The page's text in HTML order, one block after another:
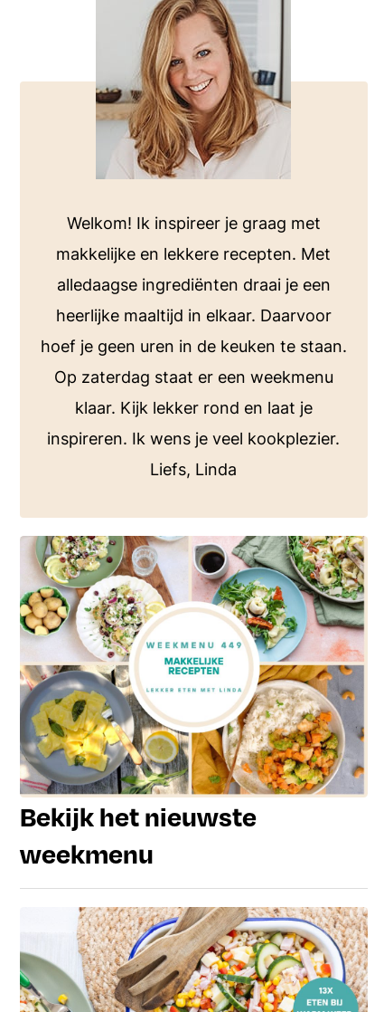
voor bij de barbecue of koken op de
camping.
Bekijk alle E-books
Welkom! Ik inspireer je graag met
makkelijke en lekkere recepten. Met
alledaagse ingrediënten draai je een
heerlijke maaltijd in elkaar. Daarvoor
hoef je geen uren in de keuken te staan.
Op zaterdag staat er een weekmenu
klaar. Kijk lekker rond en laat je
inspireren. Ik wens je veel kookplezier.
Liefs, Linda
Bekijk het nieuwste
weekmenu